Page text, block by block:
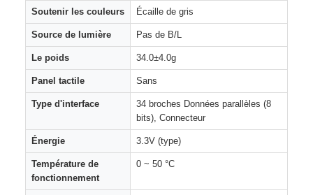
Soutenir les couleurs Écaille de gris
Source de lumière Pas de B/L
Le poids 34.0±4.0g
Panel tactile Sans
Type d'interface
34 broches Données parallèles (8
bits), Connecteur
Énergie 3.3V (type)
Température de
fonctionnement
0 ~ 50 °C